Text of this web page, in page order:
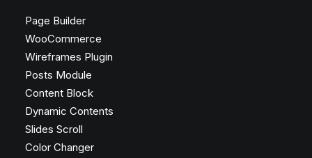
Page Builder
WooCommerce
Wireframes Plugin
Posts Module
Content Block
Dynamic Contents
Slides Scroll
Color Changer